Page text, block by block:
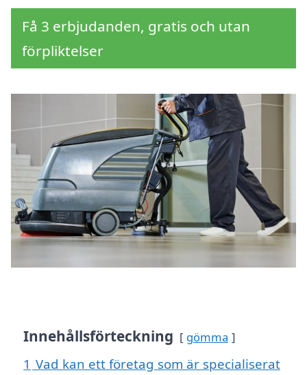
Få 3 erbjudanden, gratis och utan
förpliktelser
Innehållsförteckning gömma
1 Vad kan ett företag som är specialiserat